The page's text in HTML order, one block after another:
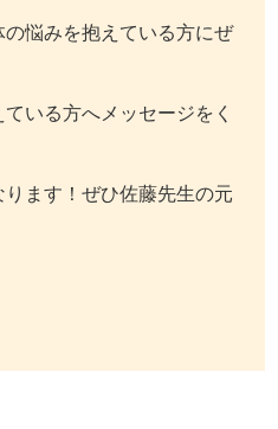
悩みを抱えている方にぜ
いる方へメッセージをく
ます！ぜひ佐藤先生の元